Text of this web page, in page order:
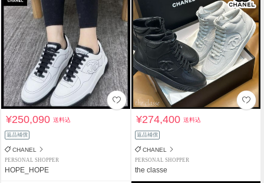
¥250,090送料込
返品補償
CHANEL
PERSONAL SHOPPER
HOPE_HOPE
¥274,400送料込
返品補償
CHANEL
PERSONAL SHOPPER
the classe